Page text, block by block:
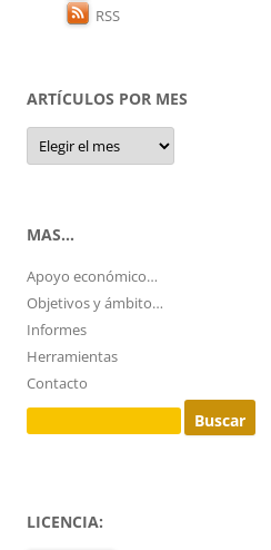
RSS
ARTÍCULOS POR MES
Artículos
por
mes
MAS…
Apoyo económico…
Objetivos y ámbito…
Informes
Herramientas
Contacto
Buscar:
LICENCIA: